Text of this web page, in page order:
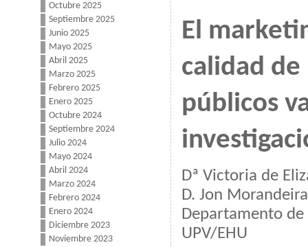
Octubre 2025
Septiembre 2025
Junio 2025
Mayo 2025
Abril 2025
Marzo 2025
Febrero 2025
Enero 2025
Octubre 2024
Septiembre 2024
Julio 2024
Mayo 2024
Abril 2024
Marzo 2024
Febrero 2024
Enero 2024
Diciembre 2023
Noviembre 2023
El
calidad de
públicos
Dª Victoria de
D. Jon
Departamento
UPV/EHU